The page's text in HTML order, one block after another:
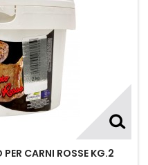
CARNI ROSSE KG.2